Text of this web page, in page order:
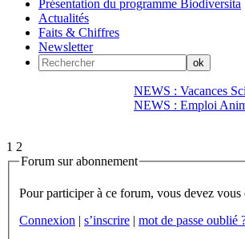
Présentation du programme Biodiversita
Actualités
Faits & Chiffres
Newsletter
NEWS : Vacances
NEWS : Emploi
1 2
Forum sur abonnement
Connexion | s’inscrire | mot de passe oublié